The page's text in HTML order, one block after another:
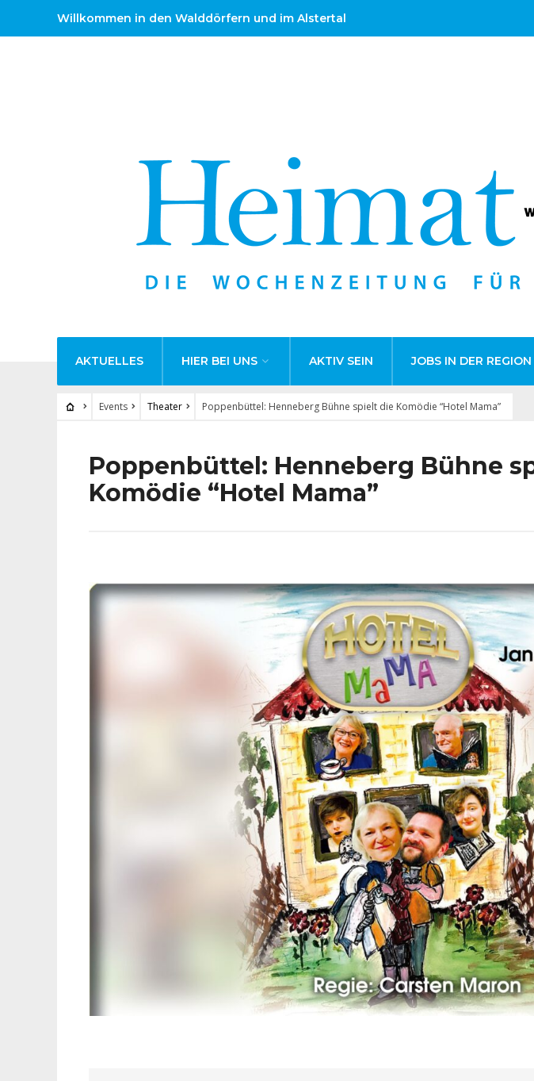
Willkommen in den Walddörfern und im Alstertal
AKTUELLES HIER BEI UNS AKTIV SEIN JOBS IN DER REGION
Events Theater Poppenbüttel: Henneberg Bühne spielt die Komödie “Hotel Mama”
Poppenbüttel: Henneberg Bühne
Komödie “Hotel Mama”